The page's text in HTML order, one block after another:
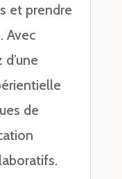
et prendre
Avec
de